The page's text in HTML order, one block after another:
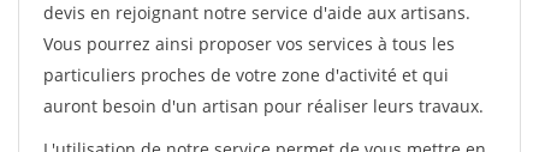
devis en rejoignant notre service d'aide aux artisans.
Vous pourrez ainsi proposer vos services à tous les
particuliers proches de votre zone d'activité et qui
auront besoin d'un artisan pour réaliser leurs travaux.